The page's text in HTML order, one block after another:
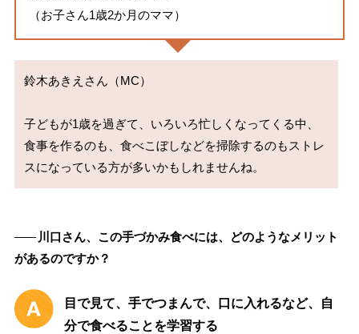
（お子さん1歳2か月のママ）
鈴木あきえさん（MC）
子どもが1歳を過ぎて、いろいろ忙しくなってくる中、
食事を作るのも、食べこぼしなどを掃除するのもストレ
――川口さん、この手づかみ食べには、どのようなメリット
があるのですか？
目で見て、手でつまんで、口に入れるなど、自
分で食べることを学習する